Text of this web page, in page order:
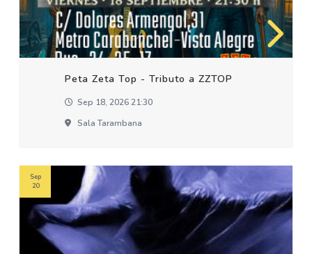
Peta Zeta Top - Tributo a ZZTOP
Sep 18, 2026 21:30
Sala Tarambana
Sep
20